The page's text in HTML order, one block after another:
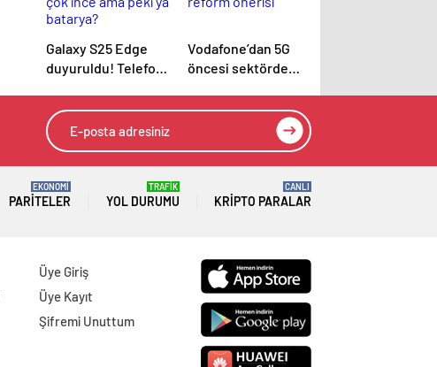
Galaxy S25 Edge
duyuruldu! Telefon
ya batarya?
Vodafone’dan 5G
öncesi sektörde
PARITELER
EKONOMİ
YOL DURUMU
TRAFİK
KRIPTO PARALAR
CANLI
Üye Giriş
Üye Kayıt
Şifremi Unuttum